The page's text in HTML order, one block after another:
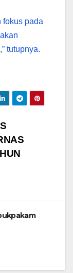
fokus pada
tutupnya.